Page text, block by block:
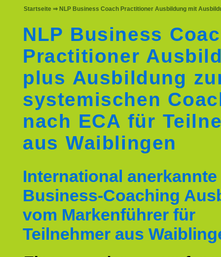
Startseite ⇒ NLP Business Coach Practitioner Ausbildung mit
NLP Business
Practitioner
plus Ausbildung
systemischen
nach ECA für
aus Waiblingen
International anerkannte
Business-Coaching
vom Markenführer für
Teilnehmer aus